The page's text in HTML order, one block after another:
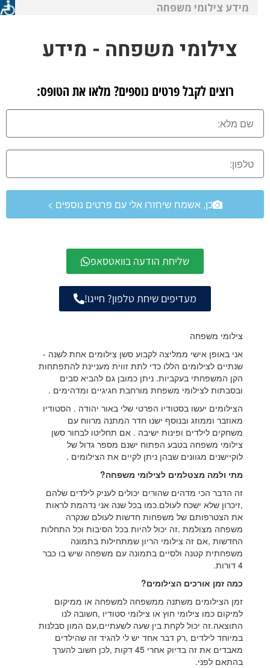
מידע צילומי משפחה
צילומי משפחה - מידע
רוצים לקבל פרטים נוספים? מלאו את הטופס:
כן, אשמח שיחזרו אלי עם פרטים נוספים >
שליחת הודעה בוואטסאפ
מעדיפים שיחת טלפון? חייגו!
צילומי משפחה
אני באופן אישי ממליצה לקבוע סשן צילומים אחת לשנה -
שנתיים לצילומים הללו כדי לתת זווית מעניינת להתפתחות
הקן המשפחתי בעקביות. ניתן כמובן גם להביא סבים
ובסבתות לצילומי משפחת מורחבת חגיגיים ומדהימים .
הצילומים יעשו בסטודיו הפרטי שלי באור יהודה . הסטודיו
מאוזבר וממוזג ובנוסף ישנו חדר המתנה מרווח עם
משחקים לילדים ופינות ישיבה . אם תחליטו לבחור סשן
צילומי משפחה בטבע הפתוח ישנם מספר גדול של
לוקיישנים מגוונים שבהן ניתן לקיים את הצילומים .
מתי ולמה מצטלמים לצילומי משפחה?
זה הדבר הכי מדהים שהורים יכולים לעניק לילדים שלהם
,זיכרון שלא ישכח לעולם.כמו בכל שנה אני נדהמת לראות
את הצטרפותם של משפחות חדשות לעולם שנקרה
משפחה מצולמת .זה יכול להיות בכל הסיבות וכל התחלות
החדשות ,אם זה צילומי הריון שמתחילות בתמונה
משפחתית קטנה ולסיים בתמונה עם משפחה שיש בו כבר
4 דורות.
כמה זמן אורכים הצילומים?
זמן הצילומים משתנה ממשפחה למשפחה או ממיקום
למיקום כמו צילומי חוץ או צילומי סטודיו ,חשובה לנו
התוצאה.זה יכול לקחת בין שעה לשעתיים,עם המון סבלנות
במיוחד לילדים ,רק דבר אחד יש לי להגיד זה שהילדים
מאבדים את זה בדיוק אחרי 45 דקות ,לכן חשוב להערך
בהתאם לפני.